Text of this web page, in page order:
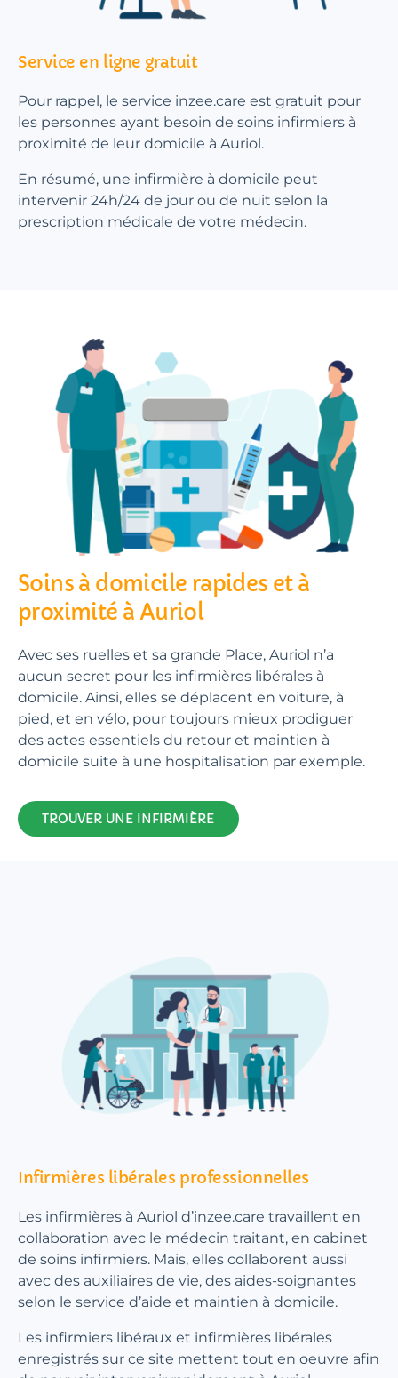
Service en ligne gratuit
Pour rappel, le service inzee.care est gratuit pour
les personnes ayant besoin de soins infirmiers à
proximité de leur domicile à Auriol.
En résumé, une infirmière à domicile peut
intervenir 24h/24 de jour ou de nuit selon la
prescription médicale de votre médecin.
Soins à domicile rapides et à
proximité à Auriol
Avec ses ruelles et sa grande Place, Auriol n’a
aucun secret pour les infirmières libérales à
domicile. Ainsi, elles se déplacent en voiture, à
pied, et en vélo, pour toujours mieux prodiguer
des actes essentiels du retour et maintien à
domicile suite à une hospitalisation par exemple.
TROUVER UNE INFIRMIÈRE
Infirmières libérales professionnelles
Les infirmières à Auriol d’inzee.care travaillent en
collaboration avec le médecin traitant, en cabinet
de soins infirmiers. Mais, elles collaborent aussi
avec des auxiliaires de vie, des aides-soignantes
selon le service d’aide et maintien à domicile.
Les infirmiers libéraux et infirmières libérales
enregistrés sur ce site mettent tout en oeuvre afin